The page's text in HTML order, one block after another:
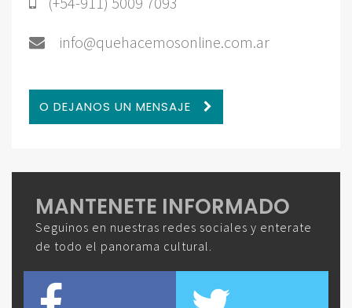
info@quehacemosonline.com.ar
O DEJANOS UN MENSAJE
MANTENETE INFORMADO
Seguinos en nuestras redes sociales y enterate
de todo el panorama cultural.